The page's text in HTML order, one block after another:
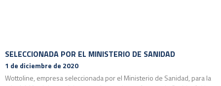
SELECCIONADA POR EL MINISTERIO DE SANIDAD
1 de diciembre de 2020
Wottoline, empresa seleccionada por el Ministerio de Sanidad, para la